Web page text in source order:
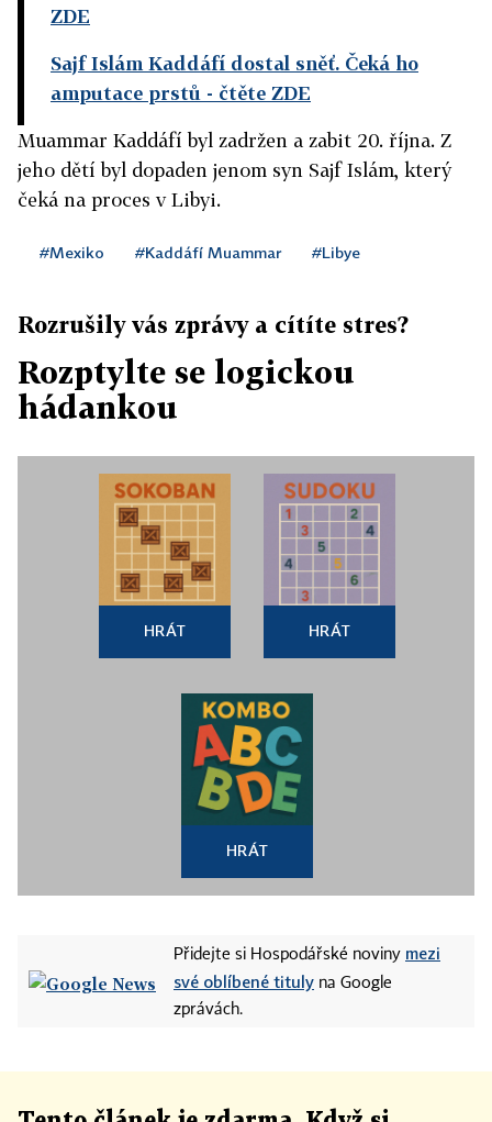
ZDE
Sajf Islám Kaddáfí dostal sněť. Čeká ho
amputace prstů - čtěte ZDE
Muammar Kaddáfí byl zadržen a zabit 20. října. Z
jeho dětí byl dopaden jenom syn Sajf Islám, který
čeká na proces v Libyi.
#Mexiko #Kaddáfí Muammar #Libye
Rozrušily vás zprávy a cítíte stres?
Rozptylte se logickou
hádankou
HRÁT HRÁT
HRÁT
Přidejte si Hospodářské noviny mezi
své oblíbené tituly na Google
zprávách.